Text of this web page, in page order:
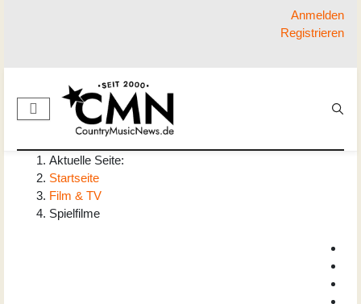
Anmelden
Registrieren
Aktuelle Seite:
Startseite
Film & TV
Spielfilme